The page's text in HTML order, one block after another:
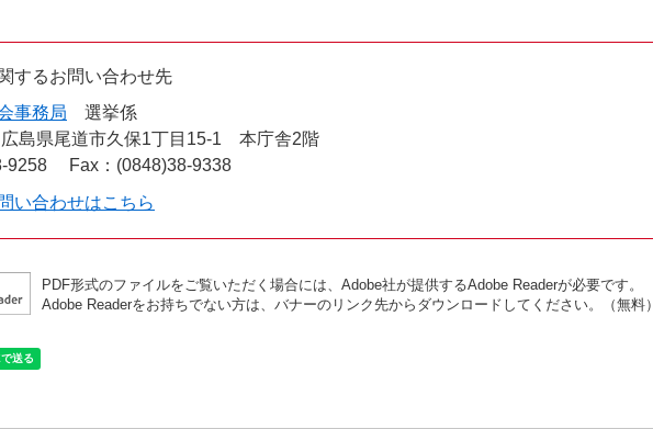
するお問い合わせ先
事務局
選挙係
広島県尾道市久保1丁目15-1 本庁舎2階
9258
Fax：(0848)38-9338
い合わせはこちら
PDF形式のファイルをご覧いただく場合には、Adobe社が提供するAdobe Readerが必要です。
Adobe Readerをお持ちでない方は、バナーのリンク先からダウンロードしてください。（無料）